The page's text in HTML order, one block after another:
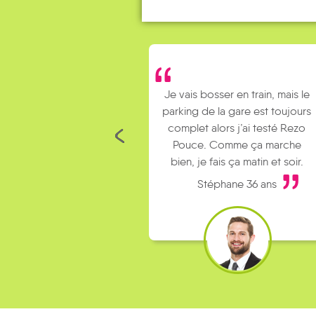
Je vais bosser en train, mais le
parking de la gare est toujours
complet alors j’ai testé Rezo
Pouce. Comme ça marche
bien, je fais ça matin et soir.
Stéphane 36 ans